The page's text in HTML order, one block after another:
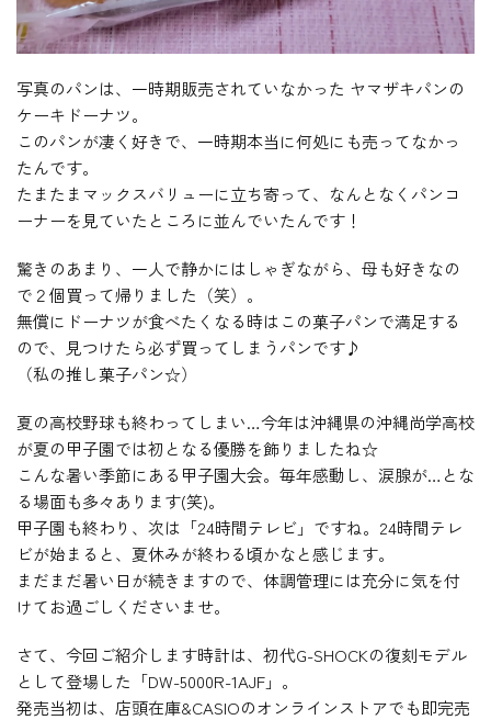
写真のパンは、一時期販売されていなかった ヤマザキパンの
ケーキドーナツ。
このパンが凄く好きで、一時期本当に何処にも売ってなかっ
たんです。
たまたまマックスバリューに立ち寄って、なんとなくパンコ
ーナーを見ていたところに並んでいたんです！
驚きのあまり、一人で静かにはしゃぎながら、母も好きなの
で２個買って帰りました（笑）。
無償にドーナツが食べたくなる時はこの菓子パンで満足する
ので、見つけたら必ず買ってしまうパンです♪
（私の推し菓子パン☆）
夏の高校野球も終わってしまい…今年は沖縄県の沖縄尚学高校
が夏の甲子園では初となる優勝を飾りましたね☆
こんな暑い季節にある甲子園大会。毎年感動し、涙腺が…とな
る場面も多々あります(笑)。
甲子園も終わり、次は「24時間テレビ」ですね。24時間テレ
ビが始まると、夏休みが終わる頃かなと感じます。
まだまだ暑い日が続きますので、体調管理には充分に気を付
けてお過ごしくださいませ。
さて、今回ご紹介します時計は、初代G-SHOCKの復刻モデル
として登場した「DW-5000R-1AJF」。
発売当初は、店頭在庫&CASIOのオンラインストアでも即完売